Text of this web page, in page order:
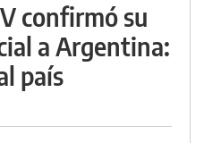
confirmó su
a Argentina:
país